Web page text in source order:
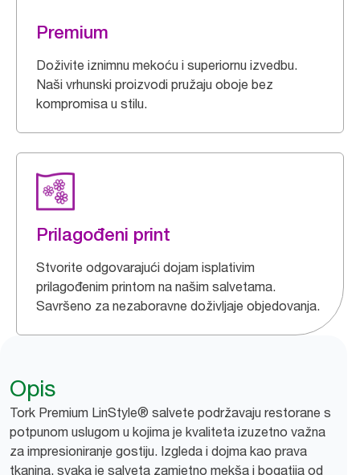
Premium
Doživite iznimnu mekoću i superiornu izvedbu.
Naši vrhunski proizvodi pružaju oboje bez
kompromisa u stilu.
Prilagođeni print
Stvorite odgovarajući dojam isplativim
prilagođenim printom na našim salvetama.
Savršeno za nezaboravne doživljaje objedovanja.
Opis
Tork Premium LinStyle® salvete podržavaju restorane s
potpunom uslugom u kojima je kvaliteta izuzetno važna
za impresioniranje gostiju. Izgleda i dojma kao prava
tkanina, svaka je salveta zamjetno mekša i bogatija od